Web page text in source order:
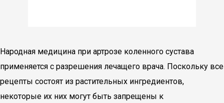
Народная медицина при артрозе коленного сустава
применяется с разрешения лечащего врача. Поскольку все
рецепты состоят из растительных ингредиентов,
некоторые их них могут быть запрещены к